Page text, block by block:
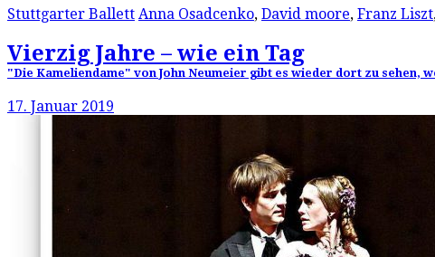
Stuttgarter Ballett Anna Osadcenko, David moore, Franz Liszt
Vierzig Jahre – wie ein Tag
"Die Kameliendame" von John Neumeier gibt es wieder dort zu
17. Januar 2019